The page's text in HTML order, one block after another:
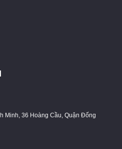
Minh, 36 Hoàng Cầu, Quận Đống